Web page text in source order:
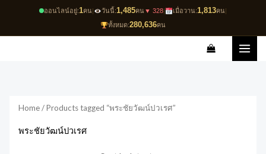
ออนไลน์อยู่:1คน| วันนี้:1,485คน▼ 328| เมื่อวาน:1,813คน|
ทั้งหมด:280,636คน
content
Home/ Products tagged “พระชัยวัฒน์ปวเรศ”
พระชัยวัฒน์ปวเรศ
Sorted